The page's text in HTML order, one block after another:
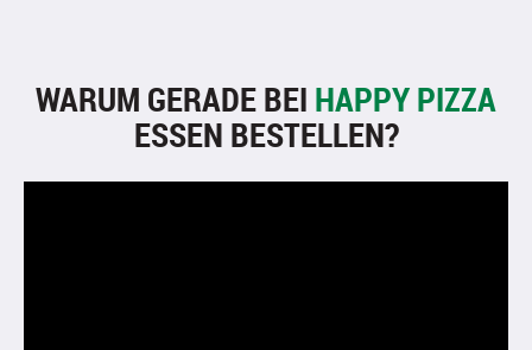
WARUM GERADE BEI HAPPY PIZZA
ESSEN BESTELLEN?